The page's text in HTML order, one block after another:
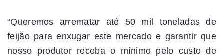
“Queremos arrematar até 50 mil toneladas de
feijão para enxugar este mercado e garantir que
nosso produtor receba o mínimo pelo custo de